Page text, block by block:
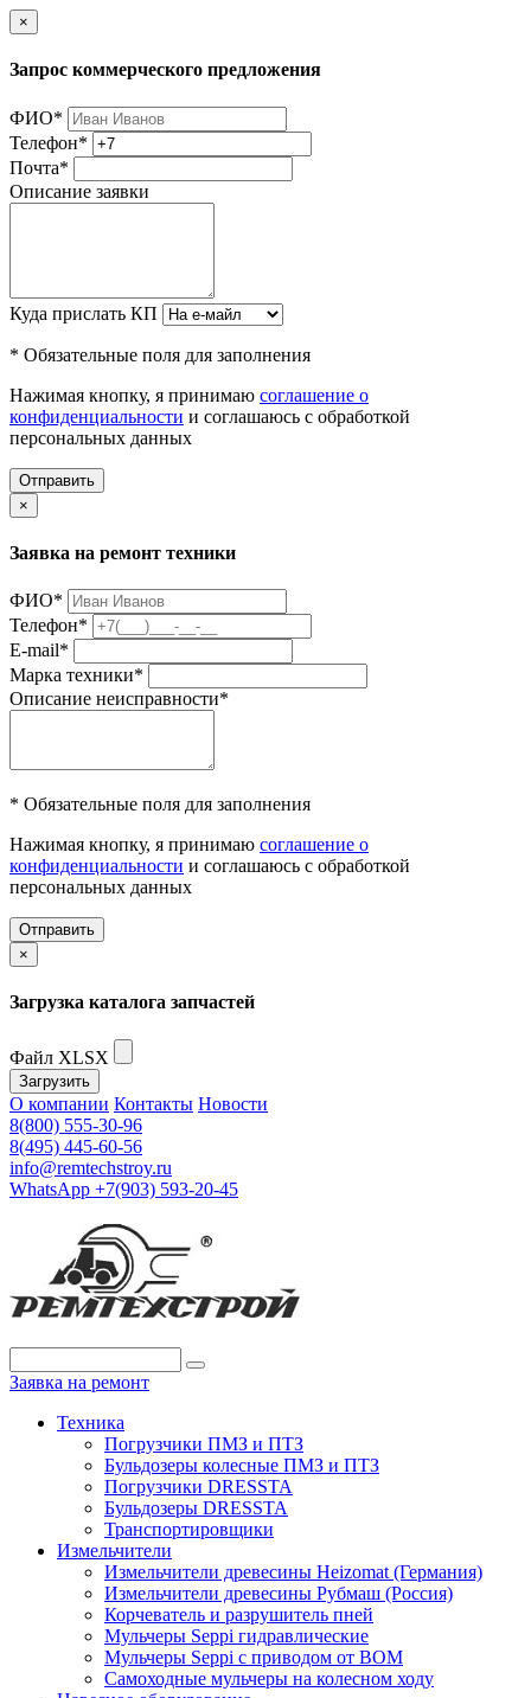
×
Запрос коммерческого предложения
ФИО*
Телефон*
Почта*
Описание заявки
Куда прислать КП
* Обязательные поля для заполнения
Нажимая кнопку, я принимаю соглашение о
конфиденциальности и соглашаюсь с обработкой
персональных данных
Отправить
×
Заявка на ремонт техники
ФИО*
Телефон*
E-mail*
Марка техники*
Описание неисправности*
* Обязательные поля для заполнения
Нажимая кнопку, я принимаю соглашение о
конфиденциальности и соглашаюсь с обработкой
персональных данных
Отправить
×
Загрузка каталога запчастей
Файл XLSX
Загрузить
О компании Контакты Новости
8(800) 555-30-96
8(495) 445-60-56
info@remtechstroy.ru
WhatsApp +7(903) 593-20-45
Заявка на ремонт
Техника
Погрузчики ПМЗ и ПТЗ
Бульдозеры колесные ПМЗ и ПТЗ
Погрузчики DRESSTA
Бульдозеры DRESSTA
Транспортировщики
Измельчители
Измельчители древесины Heizomat (Германия)
Измельчители древесины Рубмаш (Россия)
Корчеватель и разрушитель пней
Мульчеры Seppi гидравлические
Мульчеры Seppi с приводом от ВОМ
Самоходные мульчеры на колесном ходу